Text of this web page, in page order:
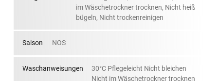
im Wäschetrockner trocknen, Nicht heiß
bügeln, Nicht trockenreinigen
Saison NOS
Waschanweisungen
30°C Pflegeleicht Nicht bleichen
Nicht im Wäschetrockner trocknen